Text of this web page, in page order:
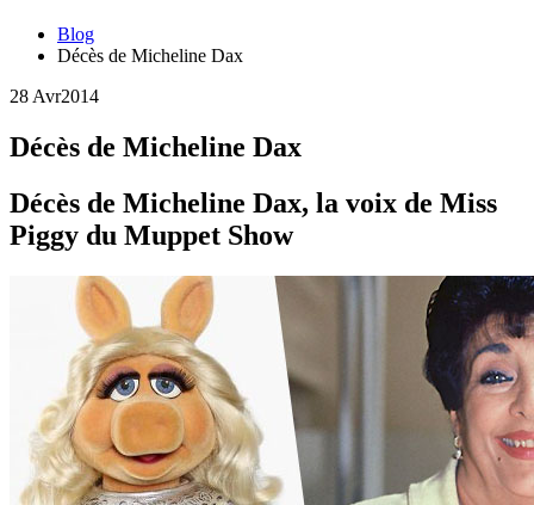
Blog
Décès de Micheline Dax
28 Avr2014
Décès de Micheline Dax
Décès de Micheline Dax, la voix de Miss
Piggy du Muppet Show